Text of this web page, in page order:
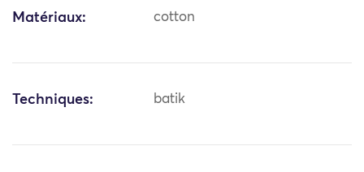
Matériaux: cotton
Techniques: batik